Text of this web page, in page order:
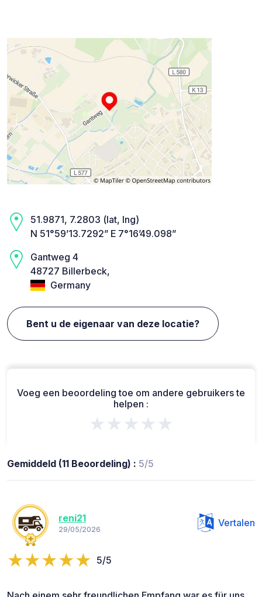
51.9871, 7.2803 (lat, lng)
N 51°59’13.7292” E 7°16’49.098”
Gantweg 4
48727 Billerbeck,
Germany
Bent u de eigenaar van deze locatie?
Voeg een beoordeling toe om andere gebruikers te
helpen :
★★★★★
Gemiddeld (11 Beoordeling) : 5/5
reni21
29/05/2026
Vertalen
5/5